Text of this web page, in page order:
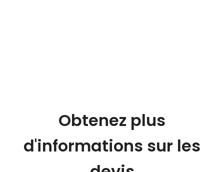
Obtenez plus
d'informations sur les